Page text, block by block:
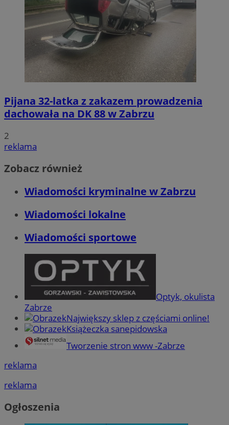
Pijana 32-latka z zakazem prowadzenia
dachowała na DK 88 w Zabrzu
2
reklama
Zobacz również
Wiadomości kryminalne w Zabrzu
Wiadomości lokalne
Wiadomości sportowe
Optyk, okulista
Zabrze
Największy sklep z częściami online!
Książeczka sanepidowska
Tworzenie stron www -Zabrze
reklama
reklama
Ogłoszenia